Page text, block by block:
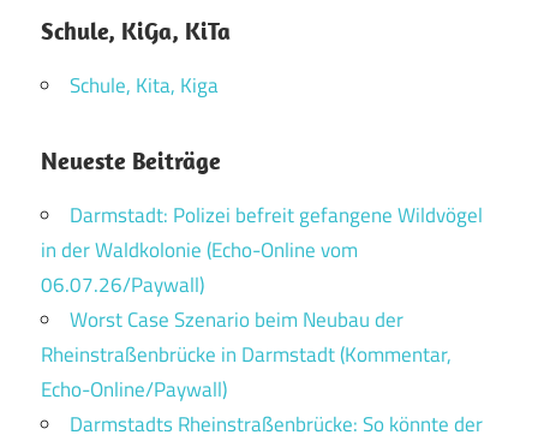
Schule, KiGa, KiTa
Schule, Kita, Kiga
Neueste Beiträge
Darmstadt: Polizei befreit gefangene Wildvögel
in der Waldkolonie (Echo-Online vom
06.07.26/Paywall)
Worst Case Szenario beim Neubau der
Rheinstraßenbrücke in Darmstadt (Kommentar,
Echo-Online/Paywall)
Darmstadts Rheinstraßenbrücke: So könnte der